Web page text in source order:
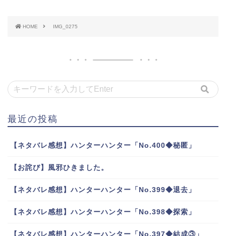
HOME IMG_0275
最近の投稿
【ネタバレ感想】ハンターハンター「No.400◆秘匿」
【お詫び】風邪ひきました。
【ネタバレ感想】ハンターハンター「No.399◆退去」
【ネタバレ感想】ハンターハンター「No.398◆探索」
【ネタバレ感想】ハンターハンター「No.397◆結成③」